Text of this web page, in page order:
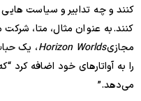
کنند و چه تدابیر و سیاست هایی
کنند. به عنوان مثال، متا،
مجازیHorizon Worlds
می‌دهد.”